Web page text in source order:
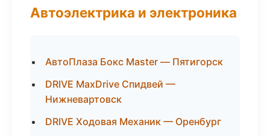
Автоэлектрика и электроника
АвтоПлаза Бокс Master — Пятигорск
DRIVE MaxDrive Спидвей —
Нижневартовск
DRIVE Ходовая Механик — Оренбург